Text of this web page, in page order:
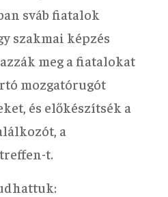
sváb fiatalok
szakmai képzés
meg a fiatalokat
mozgatórugót
és előkészítsék a
a
t.